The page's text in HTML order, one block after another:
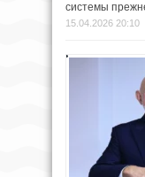
системы
15.04.2026 20:10